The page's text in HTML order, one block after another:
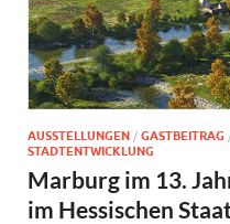
AUSSTELLUNGEN / GASTBEITRAG
STADTENTWICKLUNG
Marburg im 13.
im Hessischen